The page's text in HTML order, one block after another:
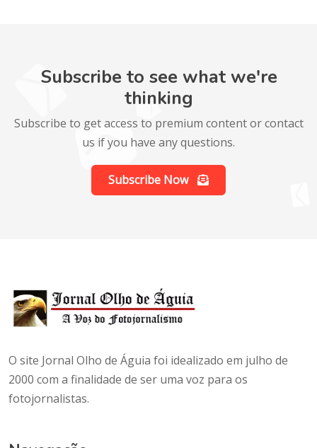
Subscribe to see what we're
thinking
Subscribe to get access to premium content or contact
us if you have any questions.
Subscribe Now
O site Jornal Olho de Águia foi idealizado em julho de
2000 com a finalidade de ser uma voz para os
fotojornalistas.